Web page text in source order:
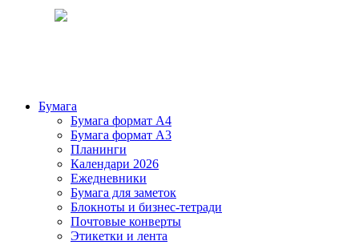
Бумага
Бумага формат А4
Бумага формат А3
Планинги
Календари 2026
Ежедневники
Бумага для заметок
Блокноты и бизнес-тетради
Почтовые конверты
Этикетки и лента